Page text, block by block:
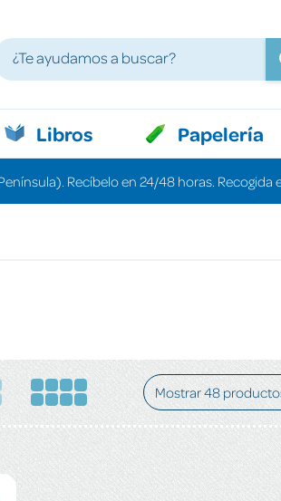
Libros Papelería
Recíbelo en 24/48 horas. Recogida